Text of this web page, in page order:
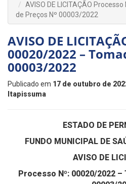
AVISO DE LICITAÇÃO
de Preços Nº 00003/2022
AVISO DE
00020/2022 –
00003/2022
Publicado em 17 de outubro de
Itapissuma
ESTADO DE
FUNDO MUNICIPAL DE
AVISO DE
Processo Nº: 00020/2022 –